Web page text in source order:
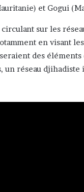
et Gogui
circulant sur les
en visant
des
un réseau